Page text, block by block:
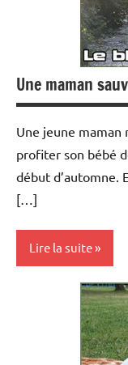
Une maman
Une jeune maman
profiter son bébé
début d’automne.
[…]
Lire la suite